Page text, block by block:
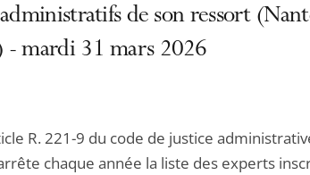
de son ressort
- mardi 31 mars 2026
R. 221-9 du code de justice
chaque année la liste des experts